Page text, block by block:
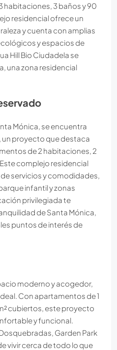
habitaciones, 3 baños y 90
residencial ofrece un
y cuenta con amplias
y espacios de
Hill Bio Ciudadela se
una zona residencial
Mónica, se encuentra
un proyecto que destaca
de 2 habitaciones, 2
complejo residencial
servicios y comodidades,
infantil y zonas
privilegiada te
de Santa Mónica,
puntos de interés de
moderno y acogedor,
Con apartamentos de 1
cubiertos, este proyecto
y funcional.
Garden Park
vivir cerca de todo lo que